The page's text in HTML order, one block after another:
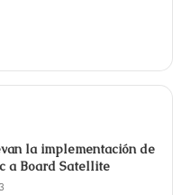
la implementación de
a Board Satellite